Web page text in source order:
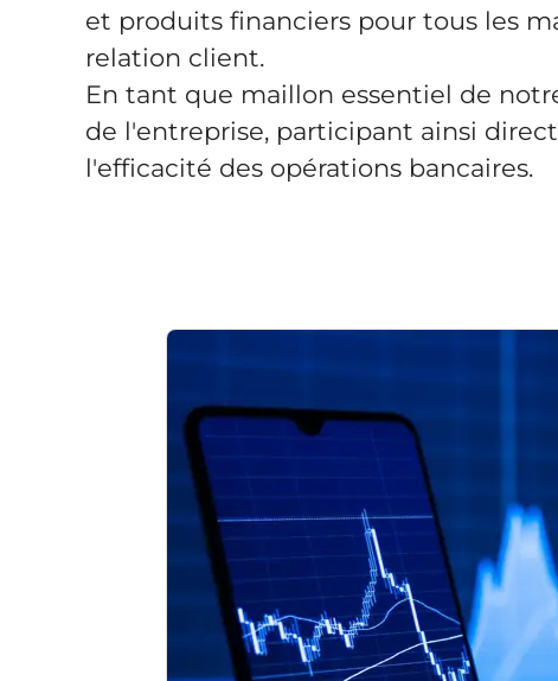
et produits financiers pour tous les
relation client.
En tant que maillon essentiel de
de l'entreprise, participant ainsi
l'efficacité des opérations bancaires.